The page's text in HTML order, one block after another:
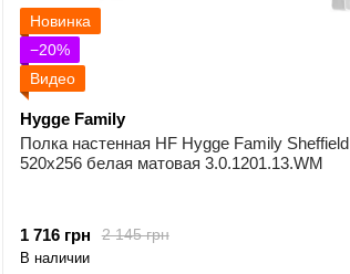
Новинка
−20%
Видео
Hygge Family
Полка настенная HF Hygge Family Sheffield
520х256 белая матовая 3.0.1201.13.WM
2 145 грн
1 716 грн
В наличии